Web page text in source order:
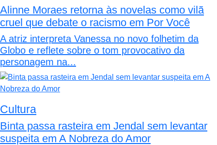
Alinne Moraes retorna às novelas como vilã
cruel que debate o racismo em Por Você
A atriz interpreta Vanessa no novo folhetim da
Globo e reflete sobre o tom provocativo da
personagem na...
Cultura
Binta passa rasteira em Jendal sem levantar
suspeita em A Nobreza do Amor